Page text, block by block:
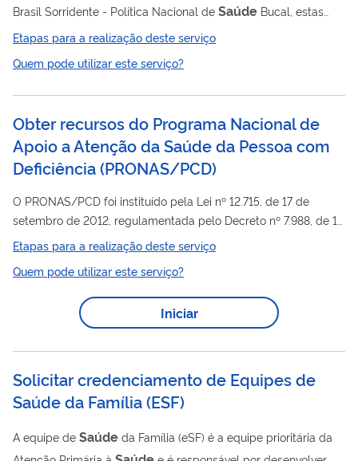
Brasil Sorridente - Política Nacional de Saúde Bucal, estas
equipes estão inseridas em Unidades Básicas de
SERVIÇOS DA ATENÇÃO PRIMÁRIA À
Atualmente no Brasil há mais 30 mil equipes deSaúdeBucal,
distribuídas por 92% dos municípios brasileiros. As equipes de
Saúde
Bucal são a porta de entrada dos usuários do SUS,
espera-se que ações realizadas pelos...
Etapas para a realização deste serviço
Quem pode utilizar este serviço?
Obter recursos do Programa Nacional de
Apoio a Atenção da Saúde da Pessoa com
Deficiência(PRONAS/PCD)
O PRONAS/PCD foi instituído pela Lei nº 12.715, de 17 de
setembro de 2012, regulamentada pelo Decreto nº 7.988, de 17
de abril de 2013, o qual foi implementado mediante incentivo
fiscal às empresas doadoras, tendo como objetivo captar e
canalizar recursos destinados a estimular e desenvolver ações
de promoção àsaúde, reabilitação/habilitação da pessoa
com deficiência, fortalecer a Política Nacional deSaúde
Etapas para a realização deste serviço
Quem pode utilizar este serviço?
Iniciar
Solicitar credenciamento de Equipes de
Saúde da Família(ESF)
A equipe de Saúde da Família (eSF) é a equipe prioritária da